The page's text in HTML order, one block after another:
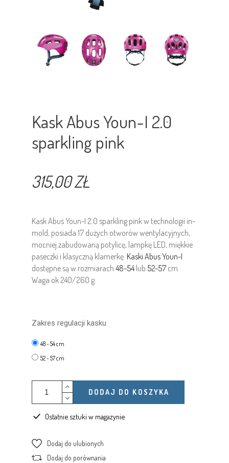
Kask Abus Youn-I 2.0
sparkling pink
315,00 ZŁ
Kask Abus Youn-I 2.0 sparkling pink w technologii in-
mold, posiada 17 dużych otworów wentylacyjnych,
mocniej zabudowaną potylicę, lampkę LED, miękkie
paseczki i klasyczną klamerkę. Kaski Abus Youn-I
dostępne są w rozmiarach 48-54lub 52-57cm.
Waga ok 240/260 g.
Zakres regulacji kasku
48 - 54 cm
52 - 57 cm
DODAJ DO KOSZYKA
Ostatnie sztuki w magazynie
Dodaj do ulubionych
Dodaj do porównania